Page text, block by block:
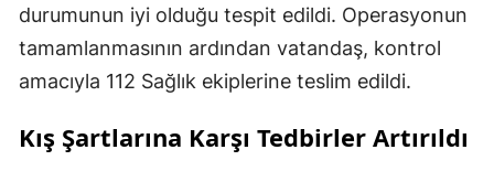
durumunun iyi olduğu tespit edildi. Operasyonun
tamamlanmasının ardından vatandaş, kontrol
amacıyla 112 Sağlık ekiplerine teslim edildi.
Kış Şartlarına Karşı Tedbirler Artırıldı